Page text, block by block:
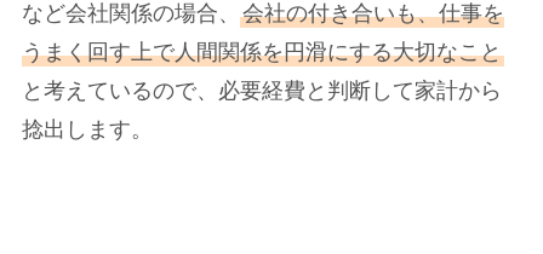
など会社関係の場合、 会社の付き合いも、仕事を
うまく回す上で人間関係を円滑にする大切なこと
と考えているので、必要経費と判断して家計から
捻出します。